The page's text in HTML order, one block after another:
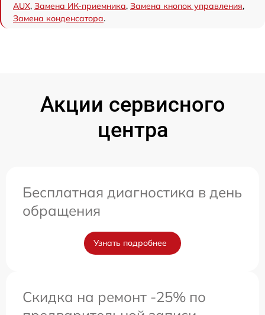
AUX, Замена ИК-приемника, Замена кнопок управления,
Замена конденсатора.
Акции сервисного
центра
Бесплатная диагностика в день
обращения
Узнать подробнее
Скидка на ремонт -25% по